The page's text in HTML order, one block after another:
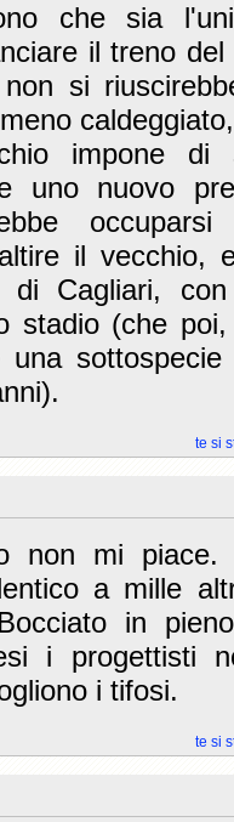
che sia
il treno
si
impone di
uno nuovo
il vecchio,
di Cagliari,
stadio (che
sottospecie
te si
non mi piace.
a mille
in
i progettisti
i tifosi.
te si